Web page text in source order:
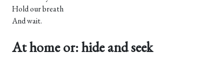
Hold our breath
And wait.
At home or: hide and seek